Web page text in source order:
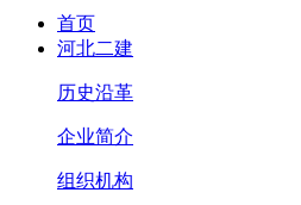
首页
河北二建
历史沿革
企业简介
组织机构